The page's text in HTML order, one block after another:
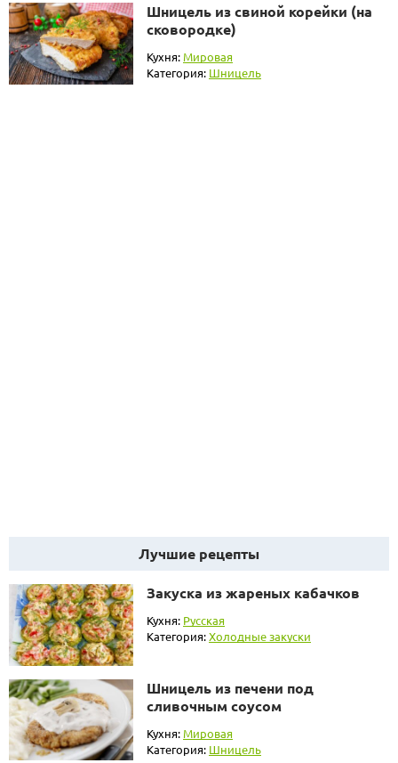
Шницель из свиной корейки (на
сковородке)
Кухня: Мировая
Категория: Шницель
Лучшие рецепты
Закуска из жареных кабачков
Кухня: Русская
Категория:Холодные закуски
Шницель из печени под
сливочным соусом
Кухня: Мировая
Категория: Шницель